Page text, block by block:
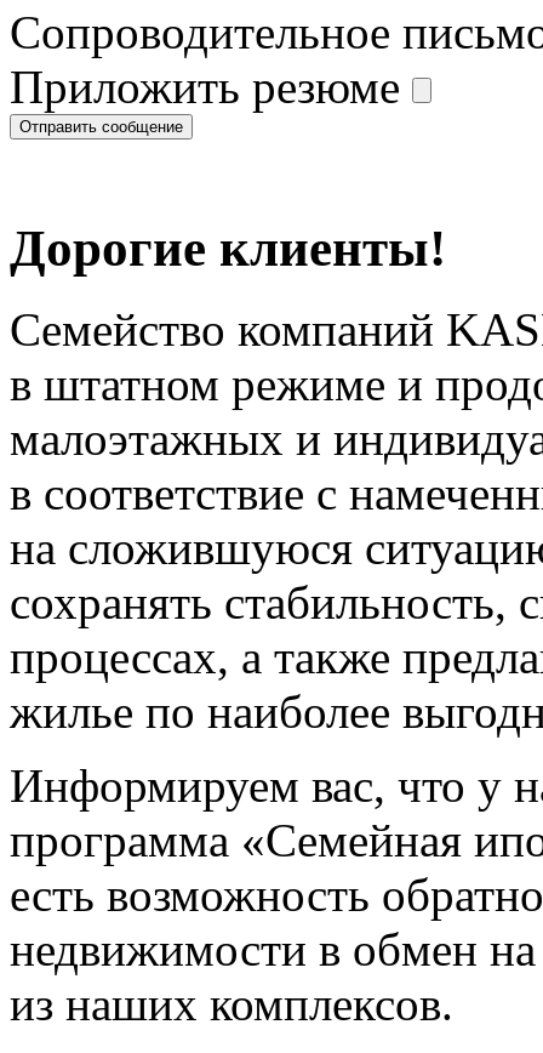
Сопроводительное
Приложить резюме
Дорогие клиенты!
Семейство компаний
в штатном режиме и
малоэтажных и
в соответствие с
на сложившуюся
сохранять стабильность,
процессах, а также
жилье по наиболее
Информируем вас, что у
программа «Семейная
есть возможность
недвижимости в обмен
из наших комплексов.